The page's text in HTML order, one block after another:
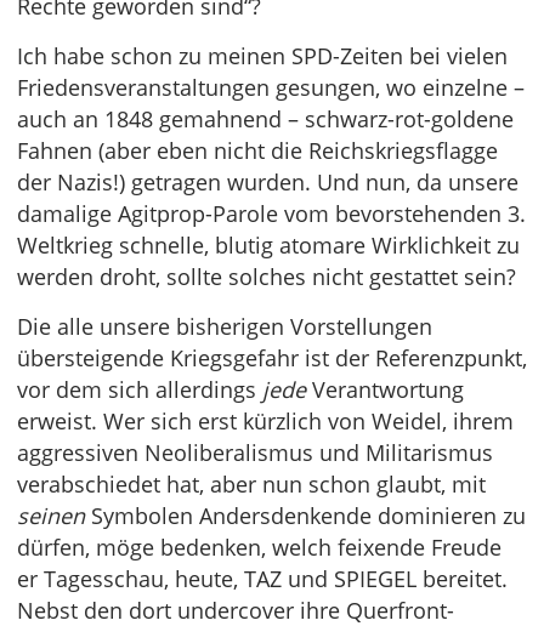
Rechte geworden sind“?
Ich habe schon zu meinen SPD-Zeiten bei vielen
Friedensveranstaltungen gesungen, wo einzelne –
auch an 1848 gemahnend – schwarz-rot-goldene
Fahnen (aber eben nicht die Reichskriegsflagge
der Nazis!) getragen wurden. Und nun, da unsere
damalige Agitprop-Parole vom bevorstehenden 3.
Weltkrieg schnelle, blutig atomare Wirklichkeit zu
werden droht, sollte solches nicht gestattet sein?
Die alle unsere bisherigen Vorstellungen
übersteigende Kriegsgefahr ist der Referenzpunkt,
vor dem sich allerdings jedeVerantwortung
erweist. Wer sich erst kürzlich von Weidel, ihrem
aggressiven Neoliberalismus und Militarismus
verabschiedet hat, aber nun schon glaubt, mit
seinenSymbolen Andersdenkende dominieren zu
dürfen, möge bedenken, welch feixende Freude
er Tagesschau, heute, TAZ und SPIEGEL bereitet.
Nebst den dort undercover ihre Querfront-